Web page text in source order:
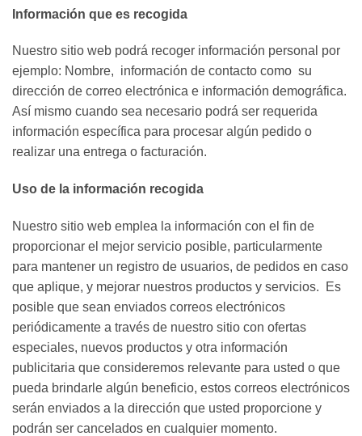
Información que es recogida
Nuestro sitio web podrá recoger información personal por
ejemplo: Nombre, información de contacto como su
dirección de correo electrónica e información demográfica.
Así mismo cuando sea necesario podrá ser requerida
información específica para procesar algún pedido o
realizar una entrega o facturación.
Uso de la información recogida
Nuestro sitio web emplea la información con el fin de
proporcionar el mejor servicio posible, particularmente
para mantener un registro de usuarios, de pedidos en caso
que aplique, y mejorar nuestros productos y servicios. Es
posible que sean enviados correos electrónicos
periódicamente a través de nuestro sitio con ofertas
especiales, nuevos productos y otra información
publicitaria que consideremos relevante para usted o que
pueda brindarle algún beneficio, estos correos electrónicos
serán enviados a la dirección que usted proporcione y
podrán ser cancelados en cualquier momento.